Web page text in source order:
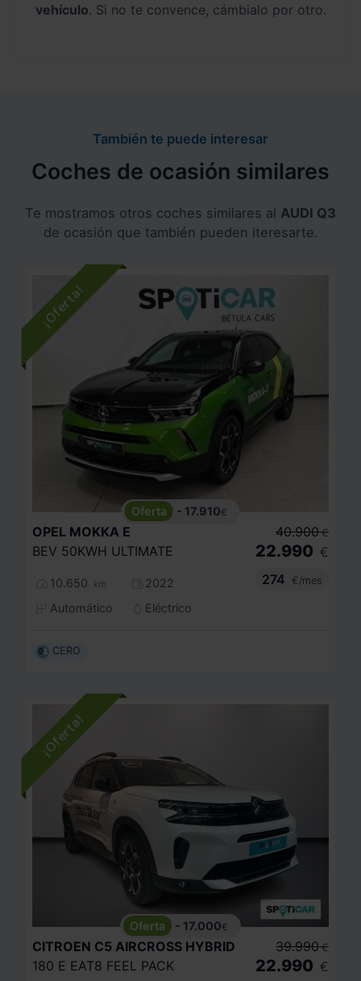
vehículo. Si no te convence, cámbialo por otro.
También te puede interesar
Coches de ocasión similares
Te mostramos otros coches similares al AUDI Q3
de ocasión que también pueden iteresarte.
- 17.910€
OPEL MOKKA E
BEV 50KWH ULTIMATE
10.650 km
2022
Automático
Eléctrico
40.900 €
22.990 €
274
€/mes
CERO
- 17.000€
CITROEN C5 AIRCROSS HYBRID
180 E EAT8 FEEL PACK
39.990 €
22.990 €